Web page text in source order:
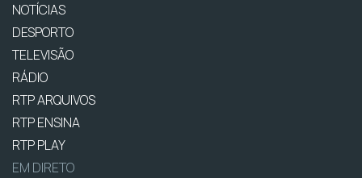
NOTÍCIAS
DESPORTO
TELEVISÃO
RÁDIO
RTP ARQUIVOS
RTP ENSINA
RTP PLAY
EM DIRETO